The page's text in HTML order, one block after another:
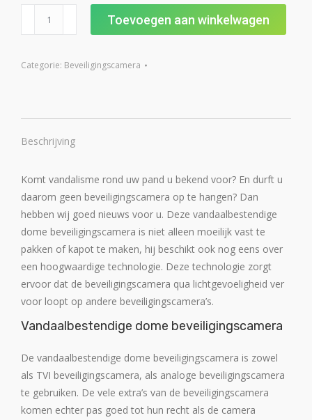
aantal
Toevoegen aan winkelwagen
Categorie: Beveiligingscamera
Beschrijving
Komt vandalisme rond uw pand u bekend voor? En durft u
daarom geen beveiligingscamera op te hangen? Dan
hebben wij goed nieuws voor u. Deze vandaalbestendige
dome beveiligingscamera is niet alleen moeilijk vast te
pakken of kapot te maken, hij beschikt ook nog eens over
een hoogwaardige technologie. Deze technologie zorgt
ervoor dat de beveiligingscamera qua lichtgevoeligheid ver
voor loopt op andere beveiligingscamera’s.
Vandaalbestendige dome beveiligingscamera
De vandaalbestendige dome beveiligingscamera is zowel
als TVI beveiligingscamera, als analoge beveiligingscamera
te gebruiken. De vele extra’s van de beveiligingscamera
komen echter pas goed tot hun recht als de camera